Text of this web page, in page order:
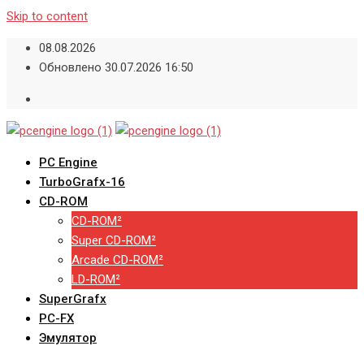
Skip to content
08.08.2026
Обновлено 30.07.2026 16:50
PC Engine
TurboGrafx-16
CD-ROM
CD-ROM²
Super CD-ROM²
Arcade CD-ROM²
LD-ROM²
SuperGrafx
PC-FX
Эмулятор